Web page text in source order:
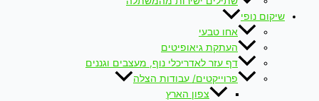
שיקום נופי
אחו טבעי
העתקת גיאופיטים
דף עזר לאדריכלי נוף, מעצבים וגננים
פרוייקטים/ עבודות הצלה
צפון הארץ